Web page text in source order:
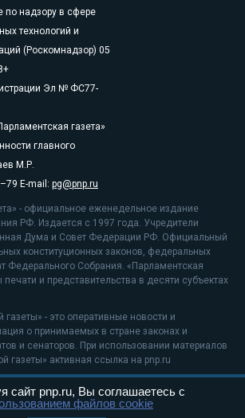
по надзору в сфере
технологий и
(Роскомнадзор) 05
Эл № ФС77-
газета»
главного
М.Р.
E-mail: pg@pnp.ru
- официальное еженедельное издание
РФ. Издается с 1997 года. Учредители
Дума и Совет Федерации РФ. Официальный
конституционных законов, федеральных
Федерального Собрания. «Парламентская
печати и представительства в десяти субъектах
газеты» - это оперативные новости и
о принимаемых в стране законах и
и сенаторов. При использовании материалов
газеты» активная ссылка на pnp.ru
применяютсярекомендательные
сайт pnp.ru, Вы соглашаетесь с
файлов cookie